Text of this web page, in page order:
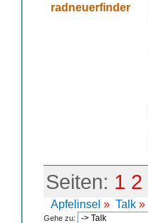
radneuerfinder
Seiten: 1 2
Apfelinsel » Talk »
Gehe zu: